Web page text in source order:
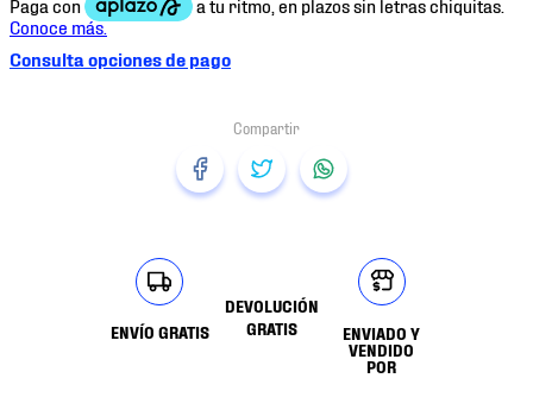
Consulta opciones de pago
ENVÍO GRATIS
DEVOLUCIÓN
GRATIS
ENVIADO Y
VENDIDO
POR